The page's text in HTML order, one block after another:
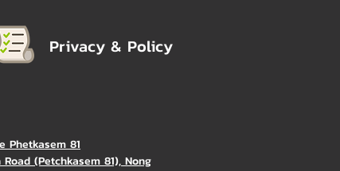
Privacy & Policy
Phetkasem 81
Road (Petchkasem 81), Nong